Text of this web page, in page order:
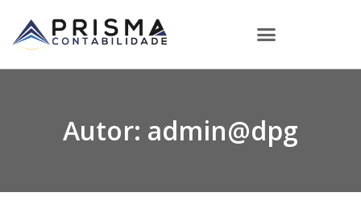
Autor: admin@dpg